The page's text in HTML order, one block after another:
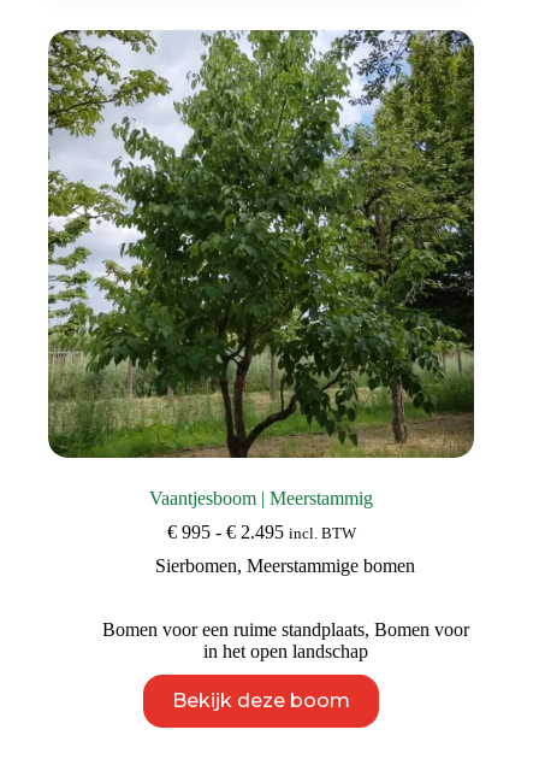
Vaantjesboom | Meerstammig
€995 - €2.495Prijsklasse:
tot
incl. BTW
Sierbomen,Meerstammige bomen
Bomen voor een ruime standplaats, Bomen voor
in het open landschap
Bekijk deze boom
product
heeft